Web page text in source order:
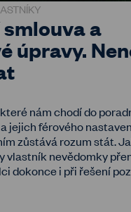
a
úpravy.
nám chodí do
jejich férového
zůstává rozum stát.
vlastník nevědomky
dokonce i při řešení